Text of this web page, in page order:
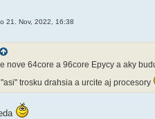
21. Nov, 2022, 16:38
nove 64core a 96core Epycy a aky
trosku drahsia a urcite aj procesory